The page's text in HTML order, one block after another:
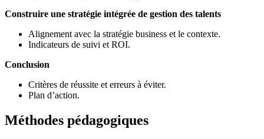
Construire une stratégie intégrée de gestion des talents
Alignement avec la stratégie business et le contexte.
Indicateurs de suivi et ROI.
Conclusion
Critères de réussite et erreurs à éviter.
Plan d’action.
Méthodes pédagogiques